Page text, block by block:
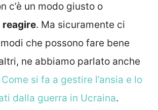
c’è un modo giusto o
reagire. Ma sicuramente ci
che possono fare bene
ne abbiamo parlato anche
Come si fa a gestire l’ansia e lo
dalla guerra in Ucraina.